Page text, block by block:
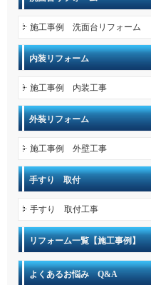
施工事例 洗面台リフォーム
内装リフォーム
施工事例 内装工事
外装リフォーム
施工事例 外壁工事
手すり 取付
手すり 取付工事
リフォーム一覧【施工事例】
よくあるお悩み Q&A